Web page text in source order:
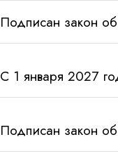
Подписан закон
С 1 января 2027
Подписан закон